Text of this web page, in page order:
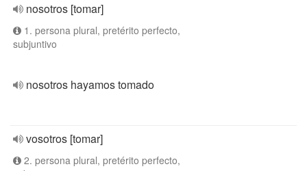
nosotros [tomar]
1. persona plural, pretérito perfecto,
subjuntivo
nosotros hayamos tomado
vosotros [tomar]
2. persona plural, pretérito perfecto,